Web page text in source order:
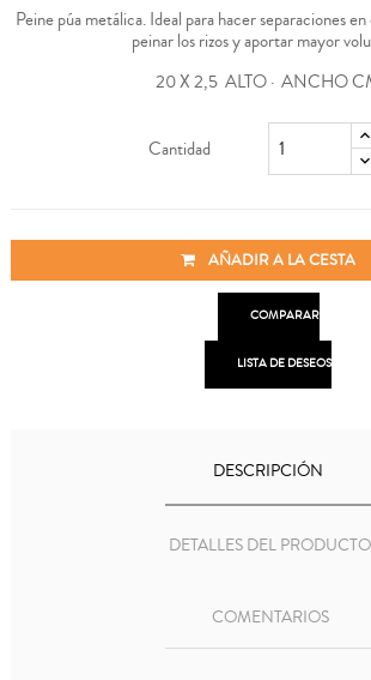
Peine púa metálica. Ideal para hacer separaciones
peinar los rizos y aportar mayor
20 X 2,5 ALTO · ANCHO
Cantidad
AÑADIR A LA CESTA
COMPARAR
LISTA DE DESEOS
DESCRIPCIÓN
DETALLES DEL PRODUCTO
COMENTARIOS